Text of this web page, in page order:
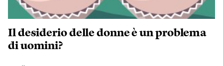
Il desiderio delle donne è un problema
di uomini?